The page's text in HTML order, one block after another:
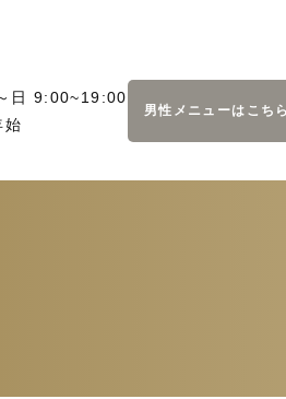
日 9:00~19:00
始
男性メニューはこちら